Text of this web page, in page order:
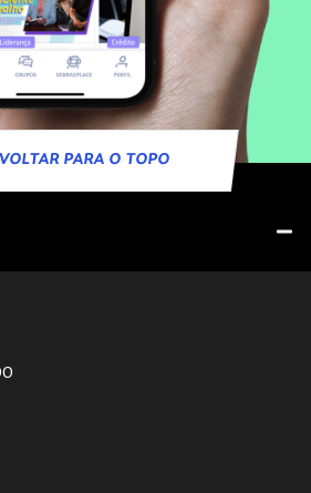
VOLTAR PARA O TOPO